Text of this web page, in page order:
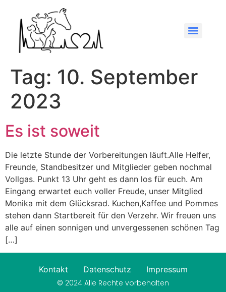
Tag: 10. September
2023
Es ist soweit
Die letzte Stunde der Vorbereitungen läuft.Alle Helfer,
Freunde, Standbesitzer und Mitglieder geben nochmal
Vollgas. Punkt 13 Uhr geht es dann los für euch. Am
Eingang erwartet euch voller Freude, unser Mitglied
Monika mit dem Glücksrad. Kuchen,Kaffee und Pommes
stehen dann Startbereit für den Verzehr. Wir freuen uns
alle auf einen sonnigen und unvergessenen schönen Tag
[…]
Kontakt Datenschutz
Impressum
© 2024 Alle Rechte vorbehalten